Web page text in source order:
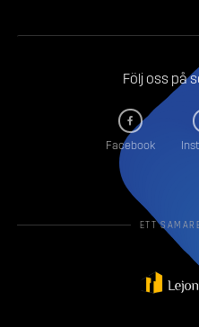
Följ oss på
Facebook
ETT